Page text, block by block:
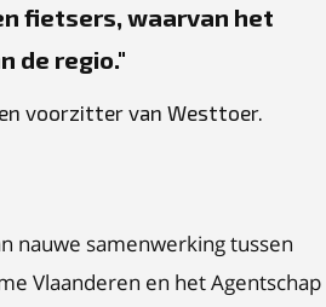
fietsers, waarvan het
de regio.
voorzitter van Westtoer.
nauwe samenwerking tussen
Vlaanderen en het Agentschap